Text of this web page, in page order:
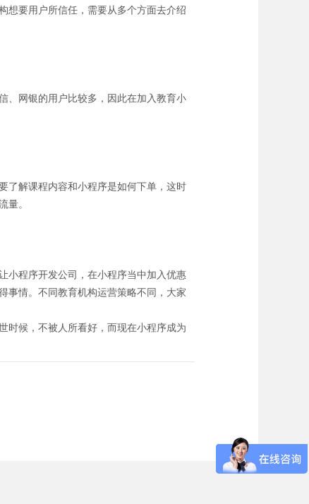
想要用户所信任，需要从多个方面去介绍
、网银的用户比较多，因此在加入教育小
了解课程内容和小程序是如何下单，这时
量。
小程序开发公司，在小程序当中加入优惠
事情。不同教育机构运营策略不同，大家
时候，不被人所看好，而现在小程序成为